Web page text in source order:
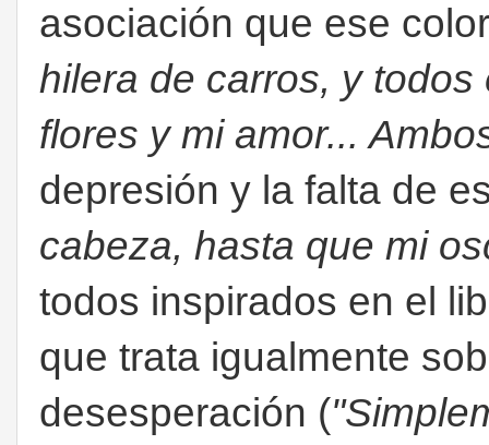
asociación que ese
hilera de carros, y
flores y mi amor...
depresión y la falta de
cabeza, hasta que mi
todos inspirados en el
que trata igualmente
desesperación (